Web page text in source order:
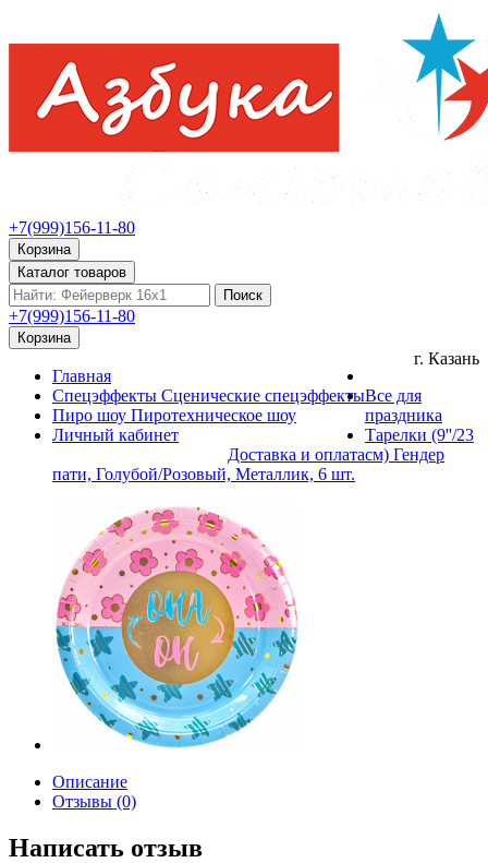
+7(999)156-11-80
Корзина
Каталог товаров
Поиск
+7(999)156-11-80
Корзина
Главная
Спецэффекты Сценические спецэффекты
Пиро шоу Пиротехническое шоу
Личный кабинет
Доставка и оплата
г. Казань
Все для
праздника
Тарелки (9''/23
см) Гендер
пати, Голубой/Розовый, Металлик, 6 шт.
Описание
Отзывы (0)
Написать отзыв